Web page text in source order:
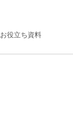
お役立ち資料